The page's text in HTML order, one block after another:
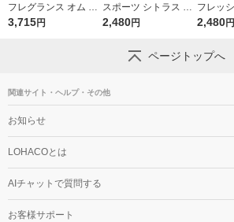
フレグランス オム 詰
め替え 特大 2000mL
3,715円
スポーツ シトラス 詰
め替え 超特大 1380m
柔軟剤 P＆G
2,480円
フレッ
香り 詰
個×2）
2,480円
ページトップへ
関連サイト・ヘルプ・その他
お知らせ
LOHACOとは
AIチャットで質問する
お客様サポート